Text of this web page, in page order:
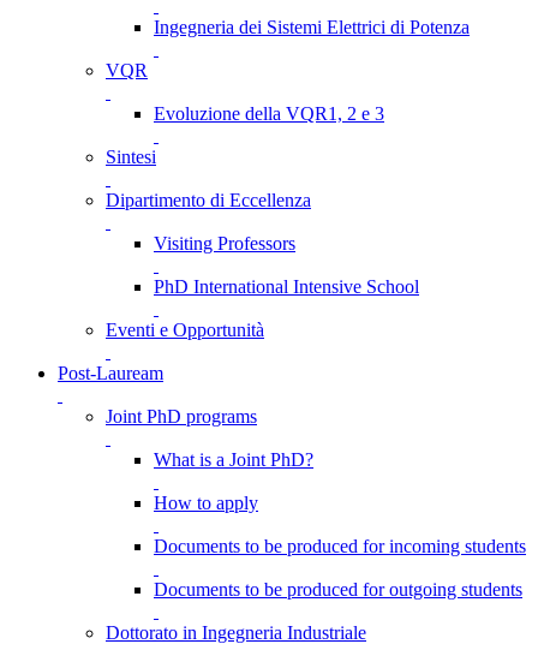
Ingegneria dei Sistemi Elettrici di Potenza
VQR
Evoluzione della VQR1, 2 e 3
Sintesi
Dipartimento di Eccellenza
Visiting Professors
PhD International Intensive School
Eventi e Opportunità
Post-Lauream
Joint PhD programs
What is a Joint PhD?
How to apply
Documents to be produced for incoming students
Documents to be produced for outgoing students
Dottorato in Ingegneria Industriale